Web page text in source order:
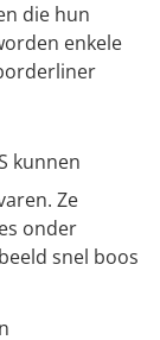
die hun
enkele
kunnen
Ze
onder
snel boos